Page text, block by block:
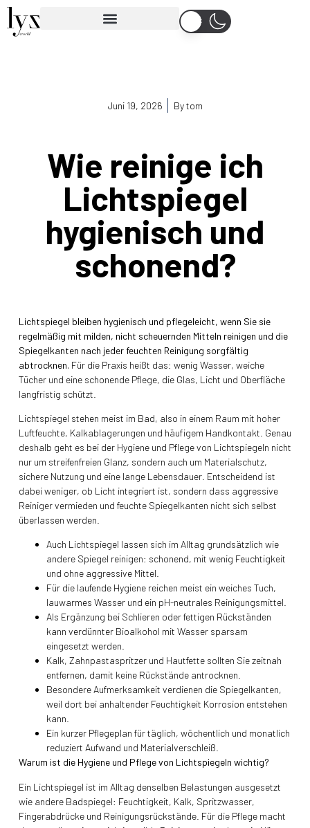
Juni 19, 2026 Bytom
Wie reinige ich
Lichtspiegel
hygienisch und
schonend?
Lichtspiegel bleiben hygienisch und pflegeleicht, wenn Sie sie
regelmäßig mit milden, nicht scheuernden Mitteln reinigen und die
Spiegelkanten nach jeder feuchten Reinigung sorgfältig
abtrocknen. Für die Praxis heißt das: wenig Wasser, weiche
Tücher und eine schonende Pflege, die Glas, Licht und Oberfläche
langfristig schützt.
Lichtspiegel stehen meist im Bad, also in einem Raum mit hoher
Luftfeuchte, Kalkablagerungen und häufigem Handkontakt. Genau
deshalb geht es bei der Hygiene und Pflege von Lichtspiegeln nicht
nur um streifenfreien Glanz, sondern auch um Materialschutz,
sichere Nutzung und eine lange Lebensdauer. Entscheidend ist
dabei weniger, ob Licht integriert ist, sondern dass aggressive
Reiniger vermieden und feuchte Spiegelkanten nicht sich selbst
überlassen werden.
Auch Lichtspiegel lassen sich im Alltag grundsätzlich wie
andere Spiegel reinigen: schonend, mit wenig Feuchtigkeit
und ohne aggressive Mittel.
Für die laufende Hygiene reichen meist ein weiches Tuch,
lauwarmes Wasser und ein pH-neutrales Reinigungsmittel.
Als Ergänzung bei Schlieren oder fettigen Rückständen
kann verdünnter Bioalkohol mit Wasser sparsam
eingesetzt werden.
Kalk, Zahnpastaspritzer und Hautfette sollten Sie zeitnah
entfernen, damit keine Rückstände antrocknen.
Besondere Aufmerksamkeit verdienen die Spiegelkanten,
weil dort bei anhaltender Feuchtigkeit Korrosion entstehen
kann.
Ein kurzer Pflegeplan für täglich, wöchentlich und monatlich
reduziert Aufwand und Materialverschleiß.
Warum ist die Hygiene und Pflege von Lichtspiegeln wichtig?
Ein Lichtspiegel ist im Alltag denselben Belastungen ausgesetzt
wie andere Badspiegel: Feuchtigkeit, Kalk, Spritzwasser,
Fingerabdrücke und Reinigungsrückstände. Für die Pflege macht